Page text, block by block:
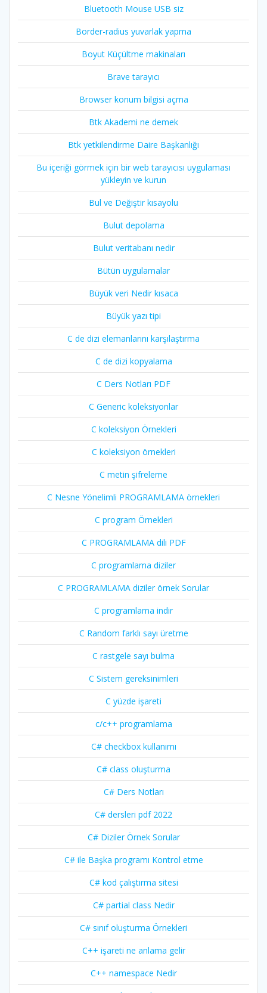
Bluetooth Mouse USB siz
Border-radius yuvarlak yapma
Boyut Küçültme makinaları
Brave tarayıcı
Browser konum bilgisi açma
Btk Akademi ne demek
Btk yetkilendirme Daire Başkanlığı
Bu içeriği görmek için bir web tarayıcısı uygulaması
yükleyin ve kurun
Bul ve Değiştir kısayolu
Bulut depolama
Bulut veritabanı nedir
Bütün uygulamalar
Büyük veri Nedir kısaca
Büyük yazı tipi
C de dizi elemanlarını karşılaştırma
C de dizi kopyalama
C Ders Notları PDF
C Generic koleksiyonlar
C koleksiyon Örnekleri
C koleksiyon örnekleri
C metin şifreleme
C Nesne Yönelimli PROGRAMLAMA örnekleri
C program Örnekleri
C PROGRAMLAMA dili PDF
C programlama diziler
C PROGRAMLAMA diziler örnek Sorular
C programlama indir
C Random farklı sayı üretme
C rastgele sayı bulma
C Sistem gereksinimleri
C yüzde işareti
c/c++ programlama
C# checkbox kullanımı
C# class oluşturma
C# Ders Notları
C# dersleri pdf 2022
C# Diziler Örnek Sorular
C# ile Başka programı Kontrol etme
C# kod çalıştırma sitesi
C# partial class Nedir
C# sınıf oluşturma Örnekleri
C++ işareti ne anlama gelir
C++ namespace Nedir